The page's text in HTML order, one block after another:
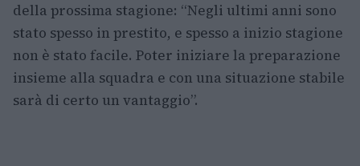
della prossima stagione: “Negli ultimi anni sono
stato spesso in prestito, e spesso a inizio stagione
non è stato facile. Poter iniziare la preparazione
insieme alla squadra e con una situazione stabile
sarà di certo un vantaggio”.